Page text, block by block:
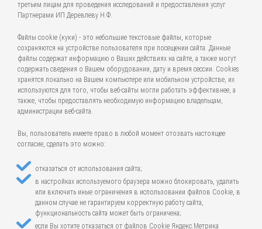
третьим лицам для проведения исследований и предоставления услуг
Партнерами ИП Деревлеву Н.Ф.
Файлы cookie (куки) - это небольшие текстовые файлы, которые
сохраняются на устройстве пользователя при посещении сайта. Данные
файлы содержат информацию о Ваших действиях на сайте, а также могут
содержать сведения о Вашем оборудовании, дату и время сессии. Cookies
хранятся локально на Вашем компьютере или мобильном устройстве, их
используются для того, чтобы веб-сайты могли работать эффективнее, а
также, чтобы предоставлять необходимую информацию владельцам,
администрации веб-сайта.
Вы, пользователь имеете право в любой момент отозвать настоящее
согласие, сделать это можно:
отказаться от использования сайта;
в настройках используемого браузера можно блокировать, удалить
или включить иные ограничения в использовании файлов Cookie, в
данном случае не гарантируем корректную работу сайта,
функциональность сайта может быть ограничена;
если Вы хотите отказаться от файлов Cookie Яндекс.Метрика